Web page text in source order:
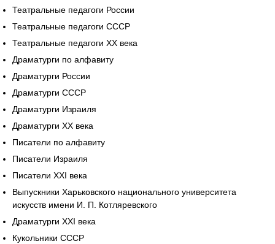
Театральные педагоги России
Театральные педагоги СССР
Театральные педагоги XX века
Драматурги по алфавиту
Драматурги России
Драматурги СССР
Драматурги Израиля
Драматурги XX века
Писатели по алфавиту
Писатели Израиля
Писатели XXI века
Выпускники Харьковского национального университета
искусств имени И. П. Котляревского
Драматурги XXI века
Кукольники СССР